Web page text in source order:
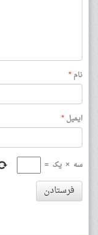
نام*
ایمیل*
سه × یک =
فرستادن